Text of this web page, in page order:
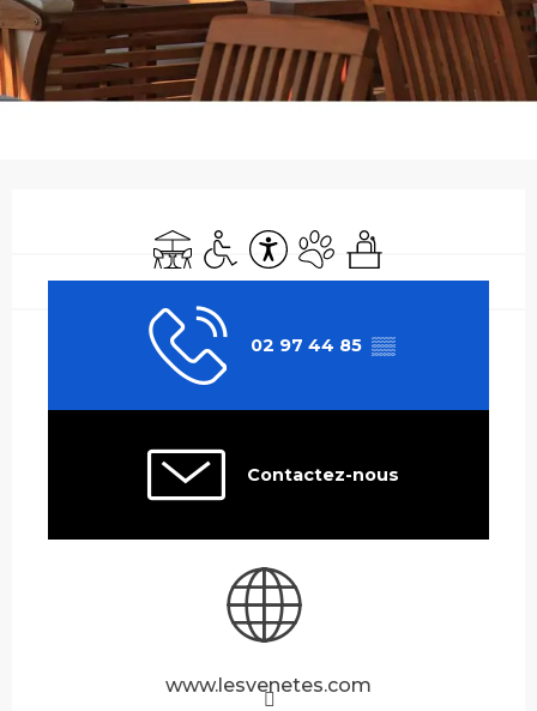
TerrasseAccès handicapés
Accessibilité
Animaux acceptés
Séminaires
02 97 44 85 ▒▒
Contactez-nous
www.lesvenetes.com